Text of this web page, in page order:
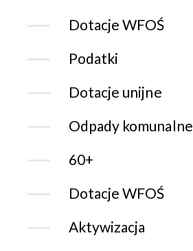
Dotacje WFOŚ
Podatki
Dotacje unijne
Odpady komunalne
60+
Dotacje WFOŚ
Aktywizacja